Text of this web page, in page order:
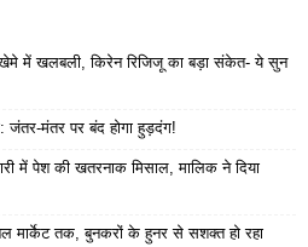
खेमे में खलबली, किरेन रिजिजू का बड़ा संकेत- ये सुन
जंतर-मंतर पर बंद होगा हुड़दंग!
में पेश की खतरनाक मिसाल, मालिक ने दिया
मार्केट तक, बुनकरों के हुनर से सशक्त हो रहा